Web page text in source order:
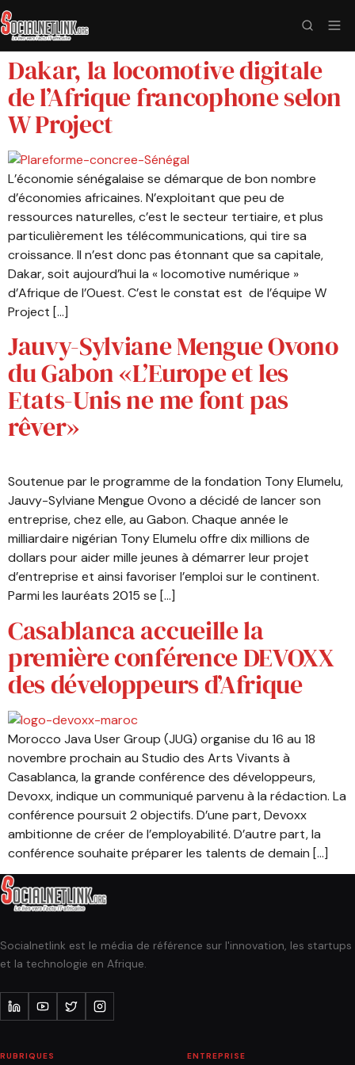
Dakar, la locomotive digitale
de l’Afrique francophone selon
W Project
L’économie sénégalaise se démarque de bon nombre
d’économies africaines. N’exploitant que peu de
ressources naturelles, c’est le secteur tertiaire, et plus
particulièrement les télécommunications, qui tire sa
croissance. Il n’est donc pas étonnant que sa capitale,
Dakar, soit aujourd’hui la « locomotive numérique »
d’Afrique de l’Ouest. C’est le constat est de l’équipe W
Project […]
Jauvy-Sylviane Mengue Ovono
du Gabon «L’Europe et les
Etats-Unis ne me font pas
rêver»
Soutenue par le programme de la fondation Tony Elumelu,
Jauvy-Sylviane Mengue Ovono a décidé de lancer son
entreprise, chez elle, au Gabon. Chaque année le
milliardaire nigérian Tony Elumelu offre dix millions de
dollars pour aider mille jeunes à démarrer leur projet
d’entreprise et ainsi favoriser l’emploi sur le continent.
Parmi les lauréats 2015 se […]
Casablanca accueille la
première conférence DEVOXX
des développeurs d’Afrique
Morocco Java User Group (JUG) organise du 16 au 18
novembre prochain au Studio des Arts Vivants à
Casablanca, la grande conférence des développeurs,
Devoxx, indique un communiqué parvenu à la rédaction. La
conférence poursuit 2 objectifs. D’une part, Devoxx
ambitionne de créer de l’employabilité. D’autre part, la
conférence souhaite préparer les talents de demain […]
Socialnetlink est le média de référence sur l'innovation, les startups
et la technologie en Afrique.
RUBRIQUES ENTREPRISE